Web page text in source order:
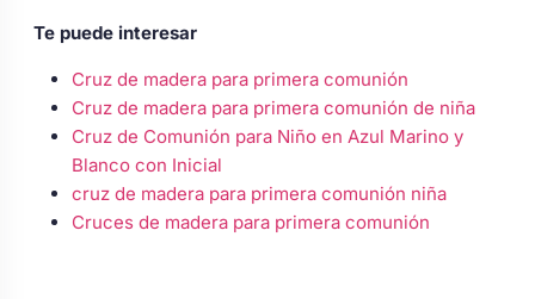
Te puede interesar
Cruz de madera para primera comunión
Cruz de madera para primera comunión de niña
Cruz de Comunión para Niño en Azul Marino y
Blanco con Inicial
cruz de madera para primera comunión niña
Cruces de madera para primera comunión